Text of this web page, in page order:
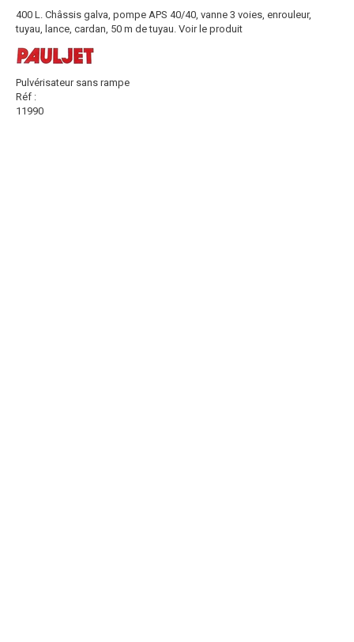
400 L. Châssis galva, pompe APS 40/40, vanne 3 voies, enrouleur,
tuyau, lance, cardan, 50 m de tuyau. Voir le produit
Pulvérisateur sans rampe
Réf :
11990